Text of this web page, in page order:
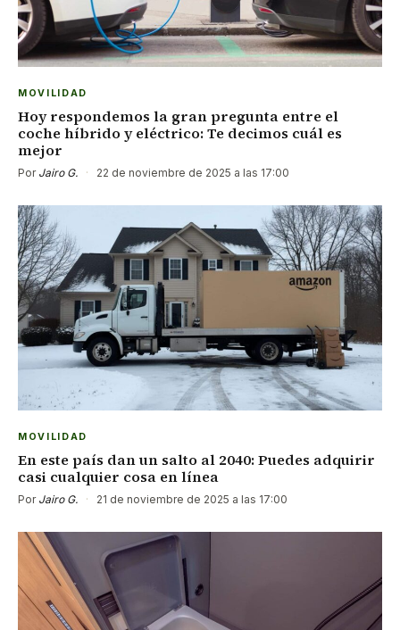
MOVILIDAD
Hoy respondemos la gran pregunta entre el
coche híbrido y eléctrico: Te decimos cuál es
mejor
Por Jairo G. · 22 de noviembre de 2025 a las 17:00
MOVILIDAD
En este país dan un salto al 2040: Puedes adquirir
casi cualquier cosa en línea
Por Jairo G. · 21 de noviembre de 2025 a las 17:00